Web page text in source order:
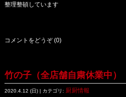
整理整頓しています
コメントをどうぞ (0)
竹の子（全店舗自粛休業中）
2020.4.12 (日) | カテゴリ: 厨厨情報